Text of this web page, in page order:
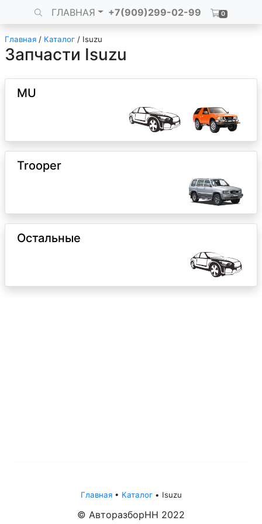
ГЛАВНАЯ +7(909)299-02-99 0
Главная / Каталог / Isuzu
Запчасти Isuzu
MU
Trooper
Остальные
Главная• Каталог• Isuzu
© АвторазборНН 2022